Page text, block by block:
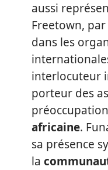
aussi
Freetown,
dans les
interlocuteur
porteur des
africaine.
sa présence
la